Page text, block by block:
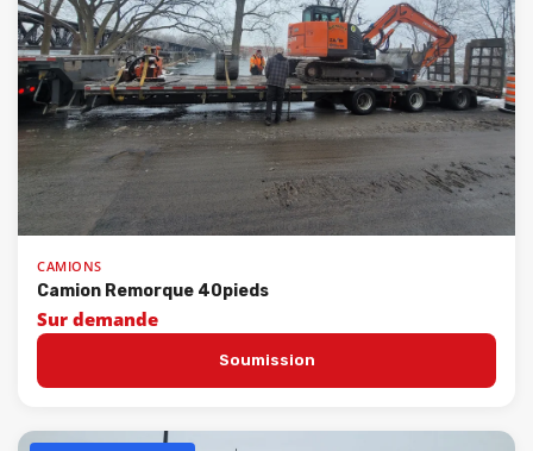
CAMIONS
Camion Remorque 40pieds
Sur demande
Soumission